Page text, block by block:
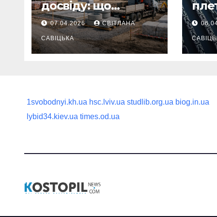
досвіду: що
потрібно
продумати до
першої доставки
на ділянку
07.04.2026 СВІТЛАНА
САВІЦЬКА
1svobodnyi.kh.ua hsc.lviv.ua studlib.org.ua biog.in.ua
lybid34.kiev.ua times.od.ua